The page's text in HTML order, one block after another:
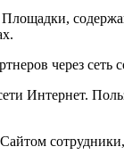
Площадки,
через
Интернет.